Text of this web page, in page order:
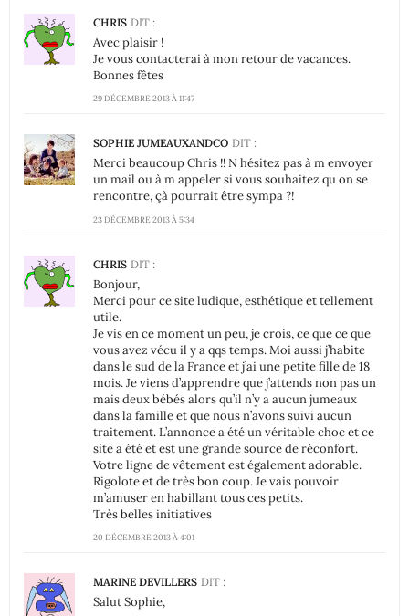
CHRIS DIT :
29 DÉCEMBRE 2013 À 11:47
Avec plaisir !
Je vous contacterai à mon retour de vacances.
Bonnes fêtes
SOPHIE JUMEAUXANDCO DIT :
23 DÉCEMBRE 2013 À 5:34
Merci beaucoup Chris !! N hésitez pas à m envoyer
un mail ou à m appeler si vous souhaitez qu on se
rencontre, çà pourrait être sympa ?!
CHRIS DIT :
20 DÉCEMBRE 2013 À 4:01
Bonjour,
Merci pour ce site ludique, esthétique et tellement
utile.
Je vis en ce moment un peu, je crois, ce que ce que
vous avez vécu il y a qqs temps. Moi aussi j’habite
dans le sud de la France et j’ai une petite fille de 18
mois. Je viens d’apprendre que j’attends non pas un
mais deux bébés alors qu’il n’y a aucun jumeaux
dans la famille et que nous n’avons suivi aucun
traitement. L’annonce a été un véritable choc et ce
site a été et est une grande source de réconfort.
Votre ligne de vêtement est également adorable.
Rigolote et de très bon coup. Je vais pouvoir
m’amuser en habillant tous ces petits.
Très belles initiatives
MARINE DEVILLERS DIT :
Salut Sophie,